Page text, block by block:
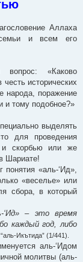
Аллаха
и всем его
«Каково
исторических
народа, поражение
и тому подобное?»
выделять
для проведения
и скорбью или же
Шариате!
«аль-‘Ид»,
«веселье» или
сбора, в который
‘Ид» – это время
каждый год, либо
Икътида” (1/441).
аль-‘Идом
молитвы (аль-